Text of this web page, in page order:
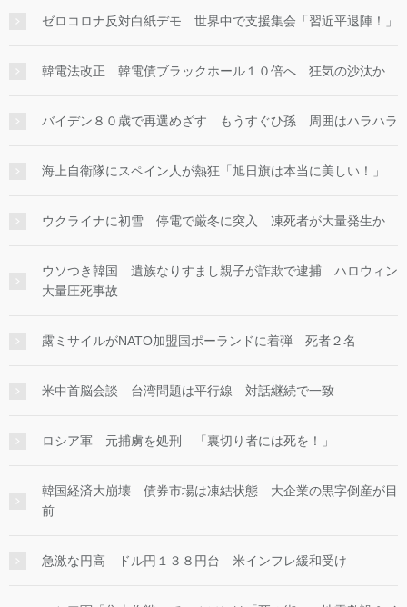
ゼロコロナ反対白紙デモ 世界中で支援集会「習近平退陣！」
韓電法改正 韓電債ブラックホール１０倍へ 狂気の沙汰か
バイデン８０歳で再選めざす もうすぐひ孫 周囲はハラハラ
海上自衛隊にスペイン人が熱狂「旭日旗は本当に美しい！」
ウクライナに初雪 停電で厳冬に突入 凍死者が大量発生か
ウソつき韓国 遺族なりすまし親子が詐欺で逮捕 ハロウィン
大量圧死事故
露ミサイルがNATO加盟国ポーランドに着弾 死者２名
米中首脳会談 台湾問題は平行線 対話継続で一致
ロシア軍 元捕虜を処刑 「裏切り者には死を！」
韓国経済大崩壊 債券市場は凍結状態 大企業の黒字倒産が目
前
急激な円高 ドル円１３８円台 米インフレ緩和受け